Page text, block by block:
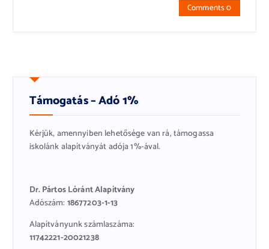
Comments 0
Támogatás – Adó 1%
Kérjük, amennyiben lehetősége van rá, támogassa
iskolánk alapítványát adója 1%-ával.
Dr. Pártos Lóránt Alapítvány
Adószám: 18677203-1-13
Alapítványunk számlaszáma:
11742221-20021238